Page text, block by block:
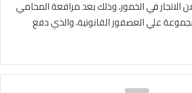
في الخمور، وذلك بعد مرافعة المحامي
علي العصفور القانونية، والذي دفع